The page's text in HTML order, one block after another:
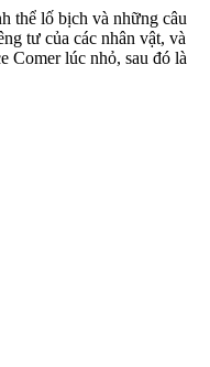
thể lố bịch và những câu
tư của các nhân vật, và
Comer lúc nhỏ, sau đó là